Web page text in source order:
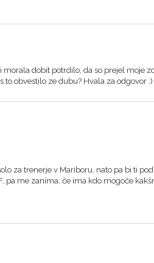
dobit potrdilo, da so prejel moje
to obvestilo ze dubu? Hvala za odgovor :)
za trenerje v Mariboru, nato pa bi ti
me zanima, če ima kdo mogoče